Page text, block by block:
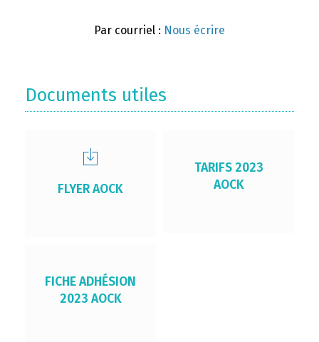
Par courriel : Nous écrire
Documents utiles
FLYER AOCK
TARIFS 2023
AOCK
FICHE ADHÉSION
2023 AOCK